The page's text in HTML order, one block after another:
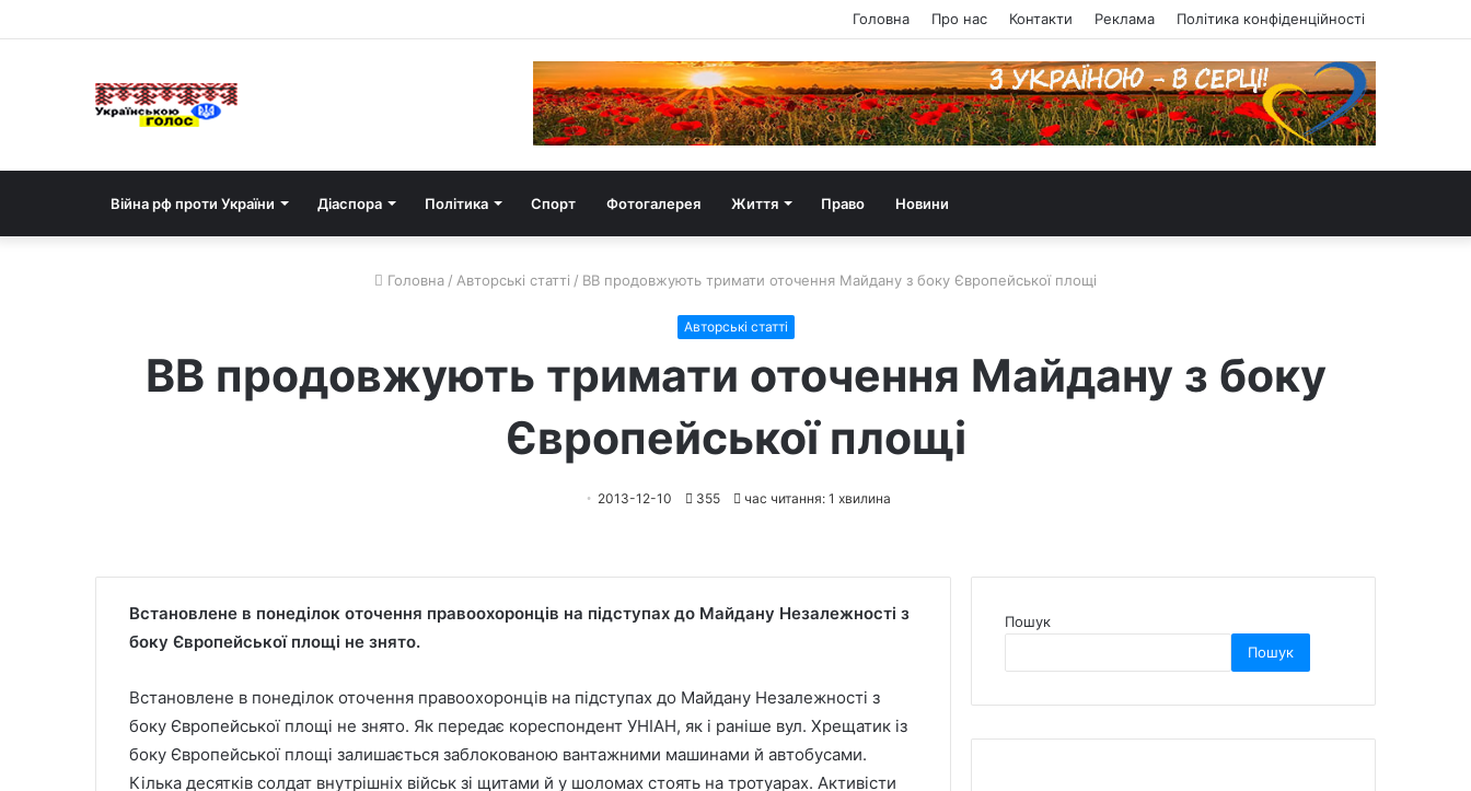
Головна Про нас Контакти Реклама Політика конфіденційності
Війна рф проти України Діаспора Політика Спорт Фотогалерея Життя Право Новини
Головна / Авторські статті / ВВ продовжують тримати оточення Майдану з боку Європейської площі
Авторські статті
ВВ продовжують тримати оточення Майдану з боку
Європейської площі
2013-12-10 355 час читання: 1 хвилина
Встановлене в понеділок оточення правоохоронців на підступах до Майдану Незалежності з
боку Європейської площі не знято.
Встановлене в понеділок оточення правоохоронців на підступах до Майдану Незалежності з
боку Європейської площі не знято. Як передає кореспондент УНІАН, як і раніше вул. Хрещатик із
боку Європейської площі залишається заблокованою вантажними машинами й автобусами.
Кілька десятків солдат внутрішніх військ зі щитами й у шоломах стоять на тротуарах. Активісти
Пошук
Пошук